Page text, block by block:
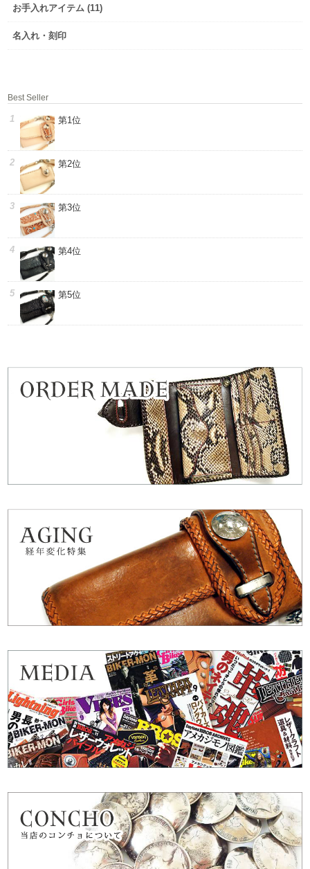
お手入れアイテム (11)
名入れ・刻印
Best Seller
第1位
第2位
第3位
第4位
第5位